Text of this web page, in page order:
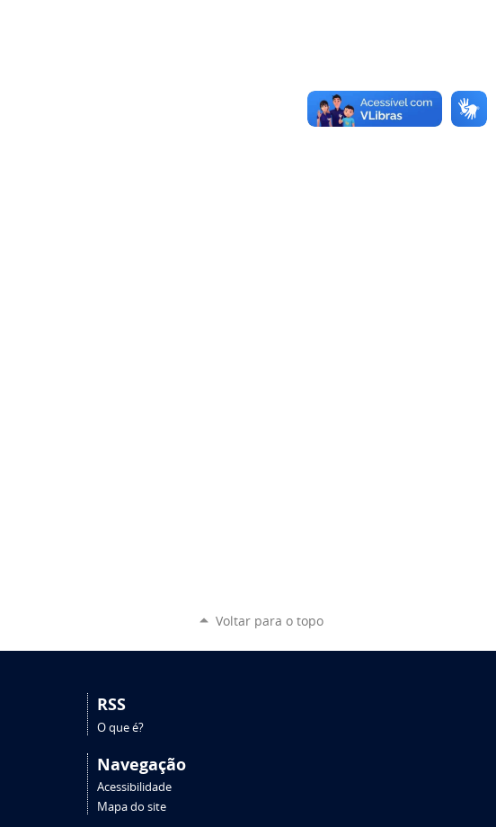
Voltar para o topo
RSS
O que é?
Navegação
Acessibilidade
Mapa do site